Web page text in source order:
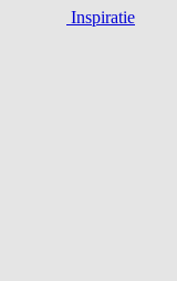
Inspiratie